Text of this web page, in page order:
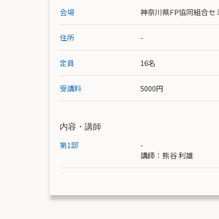
会場 神奈川県FP協同組合セ
住所 -
定員 16名
受講料 5000円
内容・講師
第1部
-
講師： 熊谷 利雄